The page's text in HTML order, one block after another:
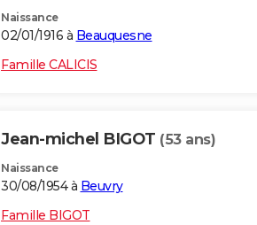
Naissance
02/01/1916 à Beauquesne
Famille CALICIS
Jean-michel BIGOT (53 ans)
Naissance
30/08/1954 à Beuvry
Famille BIGOT